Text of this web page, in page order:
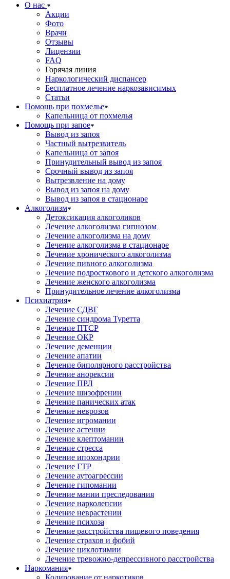
О нас
Акции
Фото
Врачи
Отзывы
Лицензии
FAQ
Горячая линия
Наркологический диспансер
Бесплатное лечение наркозависимых
Статьи
Помощь при похмелье
Капельница от похмелья
Помощь при запое
Вывод из запоя
Частный вытрезвитель
Капельница от запоя
Принудительный вывод из запоя
Срочный вывод из запоя
Вытрезвление на дому
Вывод из запоя на дому
Вывод из запоя в стационаре
Алкоголизм
Детоксикация алкоголиков
Лечение алкоголизма гипнозом
Лечение алкоголизма на дому
Лечение алкоголизма в стационаре
Лечение хронического алкоголизма
Лечение пивного алкоголизма
Лечение подросткового и детского алкоголизма
Лечение женского алкоголизма
Принудительное лечение алкоголизма
Психиатрия
Лечение СДВГ
Лечение синдрома Туретта
Лечение ПТСР
Лечение ОКР
Лечение деменции
Лечение апатии
Лечение биполярного расстройства
Лечение анорексии
Лечение ПРЛ
Лечение шизофрении
Лечение панических атак
Лечение неврозов
Лечение игромании
Лечение астении
Лечение клептомании
Лечение стресса
Лечение ипохондрии
Лечение ГТР
Лечение аутоагрессии
Лечение гипомании
Лечение мании преследования
Лечение нарколепсии
Лечение неврастении
Лечение психоза
Лечение расстройства пищевого поведения
Лечение страхов и фобий
Лечение циклотимии
Лечение тревожно-депрессивного расстройства
Наркомания
Кодирование от наркотиков